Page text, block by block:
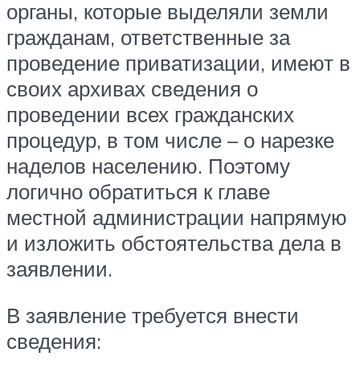
органы, которые выделяли земли
гражданам, ответственные за
проведение приватизации, имеют в
своих архивах сведения о
проведении всех гражданских
процедур, в том числе – о нарезке
наделов населению. Поэтому
логично обратиться к главе
местной администрации напрямую
и изложить обстоятельства дела в
заявлении.
В заявление требуется внести
сведения: